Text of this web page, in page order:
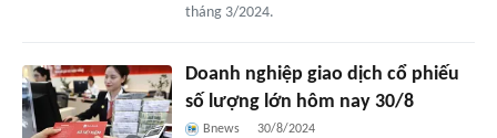
tháng 3/2024.
Doanh nghiệp giao dịch cổ phiếu
số lượng lớn hôm nay 30/8
Bnews 30/8/2024